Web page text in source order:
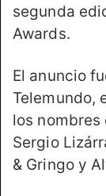
segunda
Awards.
El anuncio
Telemundo,
los nombres
Sergio
& Gringo y